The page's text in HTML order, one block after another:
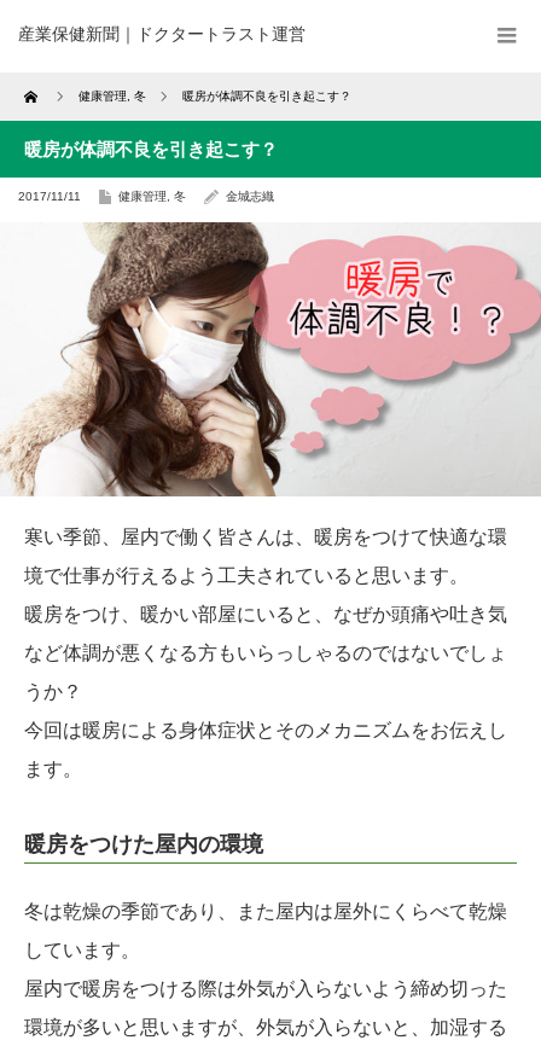
産業保健新聞｜ドクタートラスト運営
Home 健康管理 冬 暖房が体調不良を引き起こす？
暖房が体調不良を引き起こす？
2017/11/11 健康管理 冬 金城志織
寒い季節、屋内で働く皆さんは、暖房をつけて快適な環
境で仕事が行えるよう工夫されていると思います。
暖房をつけ、暖かい部屋にいると、なぜか頭痛や吐き気
など体調が悪くなる方もいらっしゃるのではないでしょ
うか？
今回は暖房による身体症状とそのメカニズムをお伝えし
ます。
暖房をつけた屋内の環境
冬は乾燥の季節であり、また屋内は屋外にくらべて乾燥
しています。
屋内で暖房をつける際は外気が入らないよう締め切った
環境が多いと思いますが、外気が入らないと、加湿する